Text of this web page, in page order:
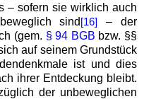
– sofern sie wirklich auch
sind [16]
– der
(gem. § 94 BGB bzw. §§
auf seinem Grundstück
ist und dies
ihrer Entdeckung bleibt.
der unbeweglichen